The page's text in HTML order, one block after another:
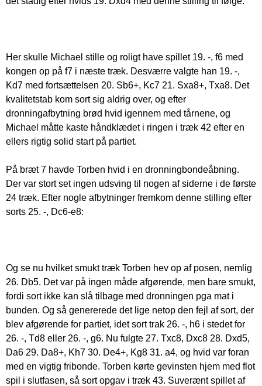
Her skulle Michael stille og roligt have spillet 19. -, f6 med
kongen op på f7 i næste træk. Desværre valgte han 19. -,
Kd7 med fortsættelsen 20. Sb6+, Kc7 21. Sxa8+, Txa8. Det
kvalitetstab kom sort sig aldrig over, og efter
dronningafbytning brød hvid igennem med tårnene, og
Michael måtte kaste håndklædet i ringen i træk 42 efter en
ellers rigtig solid start på partiet.
På bræt 7 havde Torben hvid i en dronningbondeåbning.
Der var stort set ingen udsving til nogen af siderne i de første
24 træk. Efter nogle afbytninger fremkom denne stilling efter
sorts 25. -, Dc6-e8:
Og se nu hvilket smukt træk Torben hev op af posen, nemlig
26. Db5. Det var på ingen måde afgørende, men bare smukt,
fordi sort ikke kan slå tilbage med dronningen pga mat i
bunden. Og så genererede det lige netop den fejl af sort, der
blev afgørende for partiet, idet sort trak 26. -, h6 i stedet for
26. -, Td8 eller 26. -, g6. Nu fulgte 27. Txc8, Dxc8 28. Dxd5,
Da6 29. Da8+, Kh7 30. De4+, Kg8 31. a4, og hvid var foran
med en vigtig fribonde. Torben kørte gevinsten hjem med flot
spil i slutfasen, så sort opgav i træk 43. Suverænt spillet af